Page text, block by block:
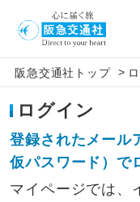
阪急交通社トップ >
ログイン
登録されたメール
仮パスワード）で
マイページでは、